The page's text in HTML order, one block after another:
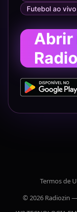
Futebol ao vivo
Abrir
Termos de
© 2026 Radiozin